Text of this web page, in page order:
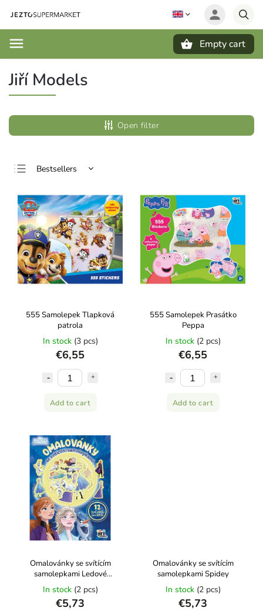
Empty cart
Jiří Models
Open filter
Bestsellers
Most expensive
Alphabetically
555 Samolepek Tlapková
patrola
In stock (3 pcs)
€6,55
Add to cart
555 Samolepek Prasátko
Peppa
In stock (2 pcs)
€6,55
Add to cart
Omalovánky se svítícím
samolepkami Ledové
království
In stock (2 pcs)
€5,73
Omalovánky se svítícím
samolepkami Spidey
In stock (2 pcs)
€5,73